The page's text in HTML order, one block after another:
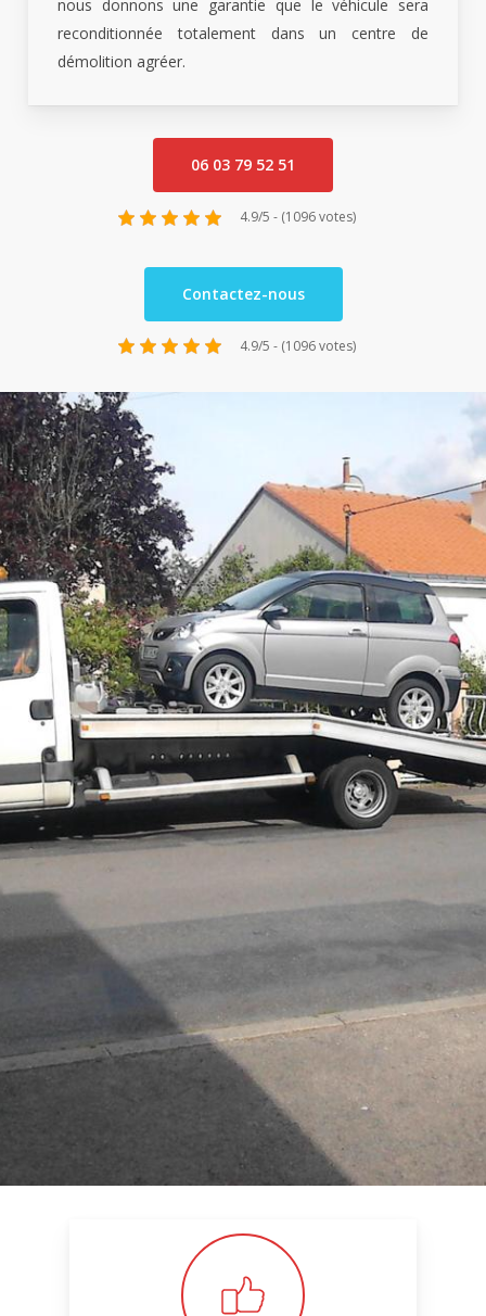
nous donnons une garantie que le véhicule sera
reconditionnée totalement dans un centre de
démolition agréer.
06 03 79 52 51
4.9/5 - (1096 votes)
Contactez-nous
4.9/5 - (1096 votes)